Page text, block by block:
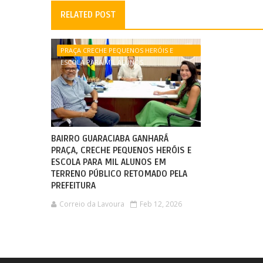
RELATED POST
PRAÇA CRECHE PEQUENOS HERÓIS E
ESCOLA PARA MIL ALUNOS
BAIRRO GUARACIABA GANHARÁ
PRAÇA, CRECHE PEQUENOS HERÓIS E
ESCOLA PARA MIL ALUNOS EM
TERRENO PÚBLICO RETOMADO PELA
PREFEITURA
Correio da Lavoura Feb 12, 2026